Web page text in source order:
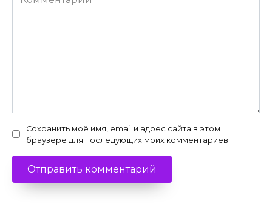
Сохранить моё имя, email и адрес сайта в этом
браузере для последующих моих комментариев.